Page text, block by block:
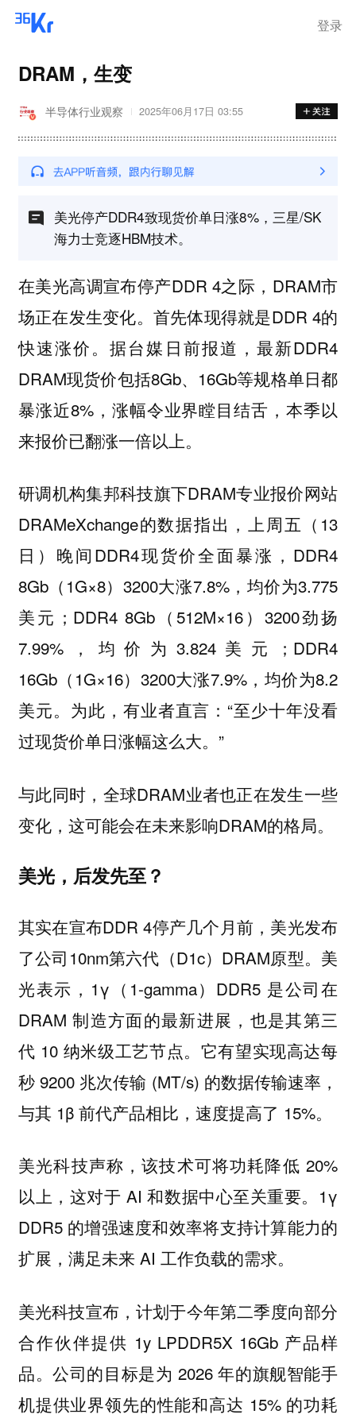
登录
DRAM，生变
半导体行业观察 2025年06月17日 03:55
美光停产DDR4致现货价单日涨8%，三星/SK
海力士竞逐HBM技术。
在美光高调宣布停产DDR 4之际，DRAM市
场正在发生变化。首先体现得就是DDR 4的
快速涨价。据台媒日前报道，最新DDR4
DRAM现货价包括8Gb、16Gb等规格单日都
暴涨近8%，涨幅令业界瞠目结舌，本季以
来报价已翻涨一倍以上。
研调机构集邦科技旗下DRAM专业报价网站
DRAMeXchange的数据指出，上周五（13
日）晚间DDR4现货价全面暴涨，DDR4
8Gb（1G×8）3200大涨7.8%，均价为3.775
美元；DDR4 8Gb（512M×16）3200劲扬
7.99%，均价为3.824美元；DDR4
16Gb（1G×16）3200大涨7.9%，均价为8.2
美元。为此，有业者直言：“至少十年没看
过现货价单日涨幅这么大。”
与此同时，全球DRAM业者也正在发生一些
变化，这可能会在未来影响DRAM的格局。
美光，后发先至？
其实在宣布DDR 4停产几个月前，美光发布
了公司10nm第六代（D1c）DRAM原型。美
光表示，1γ（1-gamma）DDR5 是公司在
DRAM 制造方面的最新进展，也是其第三
代 10 纳米级工艺节点。它有望实现高达每
秒 9200 兆次传输 (MT/s) 的数据传输速率，
与其 1β 前代产品相比，速度提高了 15%。
美光科技声称，该技术可将功耗降低 20%
以上，这对于 AI 和数据中心至关重要。1γ
DDR5 的增强速度和效率将支持计算能力的
扩展，满足未来 AI 工作负载的需求。
美光科技宣布，计划于今年第二季度向部分
合作伙伴提供 1y LPDDR5X 16Gb 产品样
品。公司的目标是为 2026 年的旗舰智能手
机提供业界领先的性能和高达 15% 的功耗